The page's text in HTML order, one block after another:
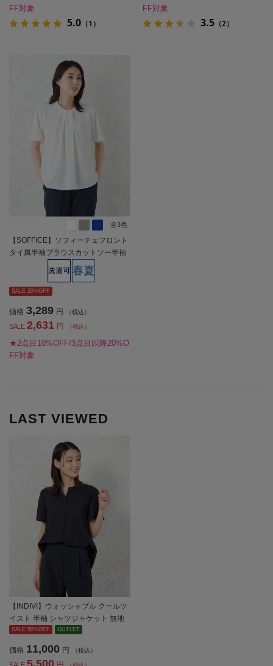
FF対象
5.0 （1）
FF対象
3.5 （2）
全3色
【SOFFICE】ソフィーチェフロント
タイ風半袖ブラウスカットソー半袖
プルオーバーウォッシャブル消臭機
能付き春夏【レディース】
SALE 20%OFF
価格 3,289 円 （税込）
SALE 2,631 円 （税込）
★2点目10%OFF/3点目以降20%O
FF対象
LAST VIEWED
【INDIVI】ウォッシャブル クールツ
イスト 半袖 シャツジャケット 無地
春夏【レディース】
SALE 50%OFF OUTLET
価格 11,000 円 （税込）